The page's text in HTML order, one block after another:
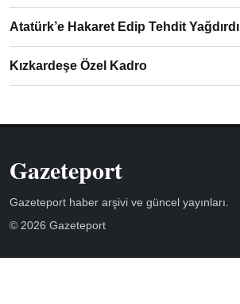
Atatürk’e Hakaret Edip Tehdit Yağdırdı
Kızkardeşe Özel Kadro
Gazeteport
Gazeteport haber arşivi ve güncel yayınları.
© 2026 Gazeteport